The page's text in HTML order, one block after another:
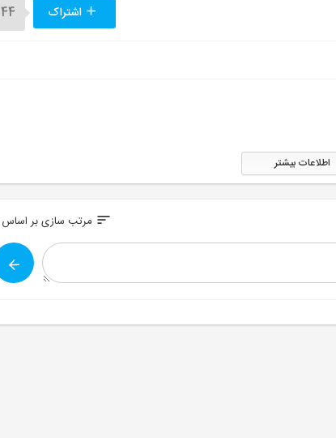
اشتراک 44
اطلاعات بیشتر
sort مرتب سازی بر اساس